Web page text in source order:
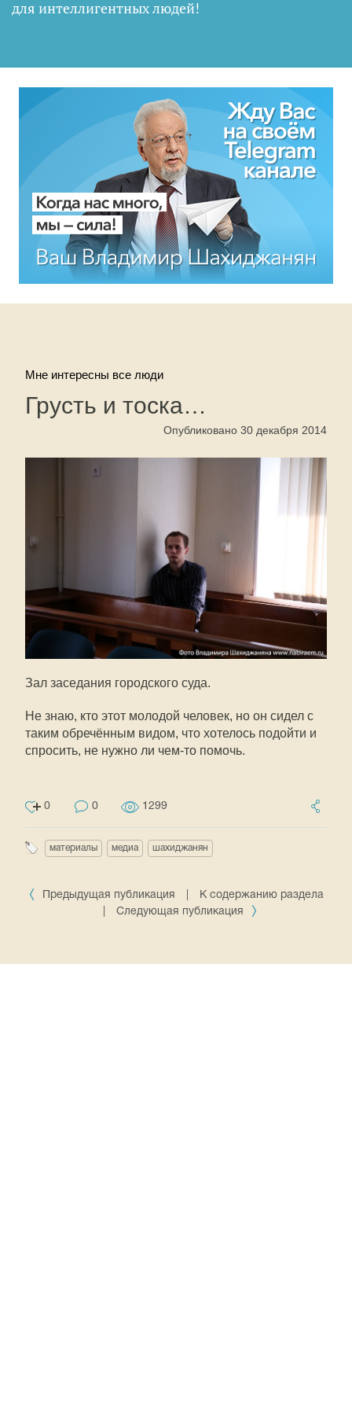
для интеллигентных людей!
Мне интересны все люди
Грусть и тоска…
Опубликовано 30 декабря 2014
Зал заседания городского суда.
Не знаю, кто этот молодой человек, но он сидел с
таким обречённым видом, что хотелось подойти и
спросить, не нужно ли чем-то помочь.
0 0 1299
материалы медиа шахиджанян
Предыдущая публикация
К содержанию раздела
Следующая публикация